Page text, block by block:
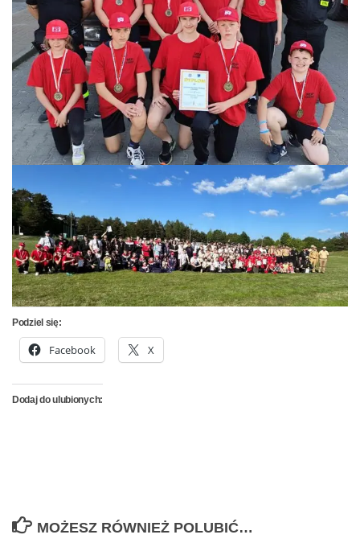
Podziel się:
Facebook X
Dodaj do ulubionych:
MOŻESZ RÓWNIEŻ POLUBIĆ…